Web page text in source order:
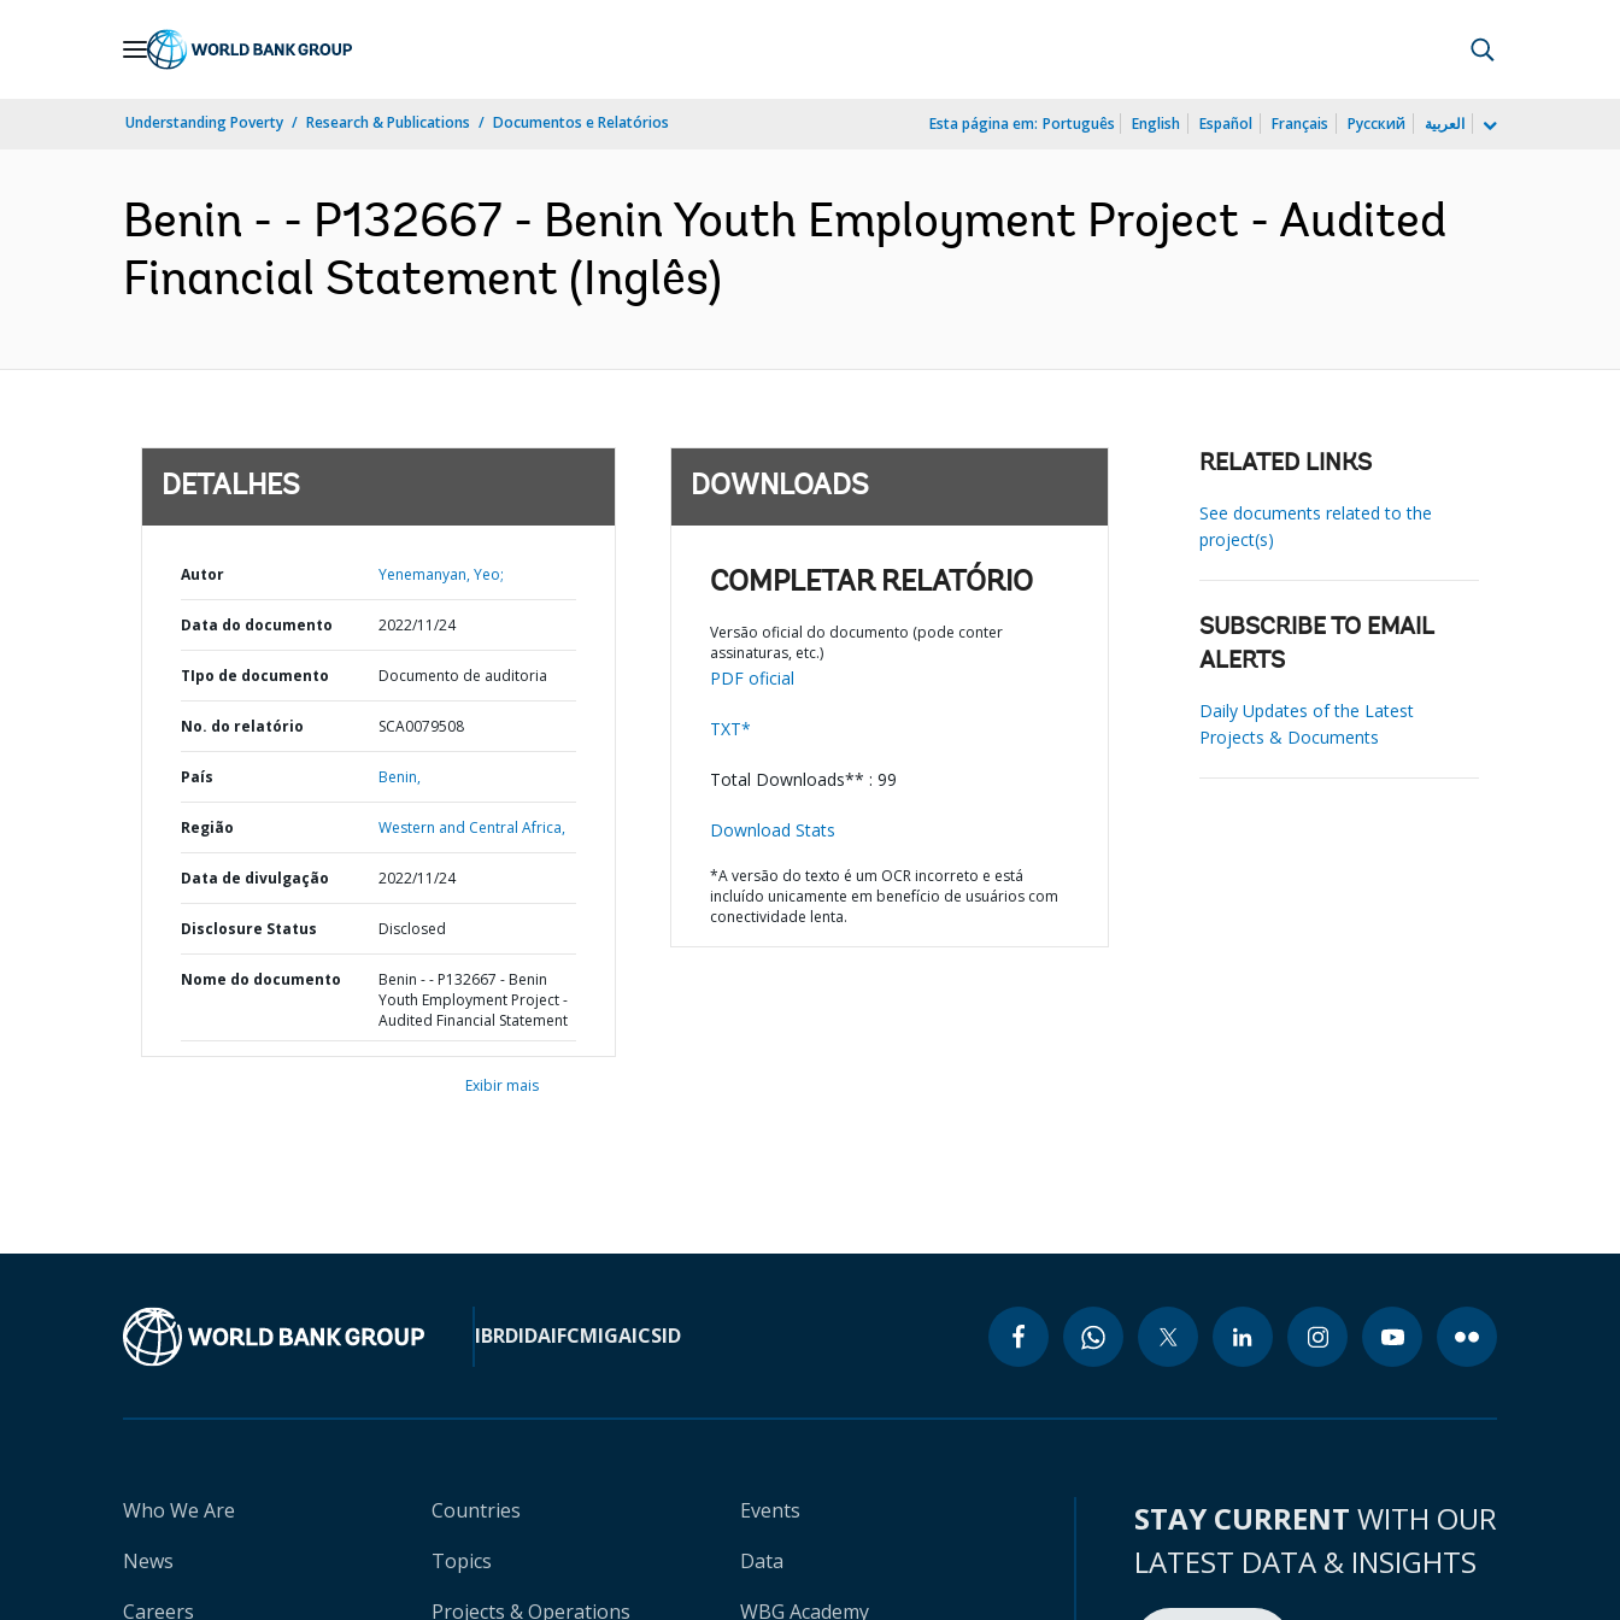
Understanding Poverty Research & Publications Documentos e Relatórios Esta página em: Português English Español Français Русский العربية
Benin - - P132667 - Benin Youth Employment Project - Audited
Financial Statement (Inglês)
DETALHES
Autor Yenemanyan, Yeo;
Data do documento 2022/11/24
TIpo de documento Documento de auditoria
No. do relatório SCA0079508
País Benin,
Região Western and Central Africa,
Data de divulgação 2022/11/24
Disclosure Status Disclosed
Nome do documento
Benin - - P132667 - Benin
Youth Employment Project -
Audited Financial Statement
Exibir mais
DOWNLOADS
COMPLETAR RELATÓRIO
Versão oficial do documento (pode conter
assinaturas, etc.)
PDF oficial
TXT*
Total Downloads** : 99
Download Stats
*A versão do texto é um OCR incorreto e está
incluído unicamente em benefício de usuários com
conectividade lenta.
RELATED LINKS
See documents related to the
project(s)
SUBSCRIBE TO EMAIL
ALERTS
Daily Updates of the Latest
Projects & Documents
IBRDIDAIFCMIGAICSID
Who We Are
News
Careers
Countries
Topics
Projects & Operations
Events
Data
WBG Academy
STAY CURRENT WITH OUR
LATEST DATA & INSIGHTS